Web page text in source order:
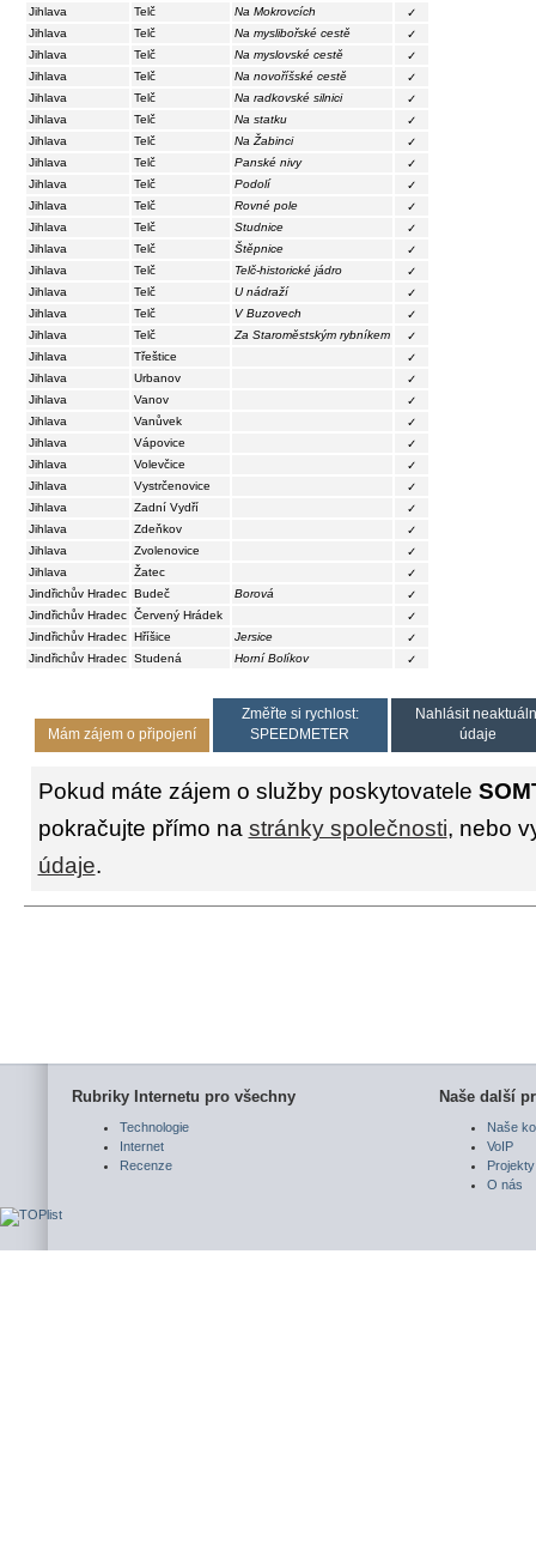
Jihlava
Telč Na Mokrovcích
✓
Jihlava
Telč Na myslibořské cestě
✓
Jihlava
Telč Na myslovské cestě
✓
Jihlava
Telč Na novoříšské cestě
✓
Jihlava
Telč Na radkovské silnici
✓
Jihlava
Telč Na statku
✓
Jihlava
Telč Na Žabinci
✓
Jihlava
Telč Panské nivy
✓
Jihlava
Telč Podolí
✓
Jihlava
Telč Rovné pole
✓
Jihlava
Telč Studnice
✓
Jihlava
Telč Štěpnice
✓
Jihlava
Telč Telč-historické jádro
✓
Jihlava
Telč U nádraží
✓
Jihlava
Telč V Buzovech
✓
Jihlava
Telč Za Staroměstským rybníkem
✓
Jihlava
Třeštice
✓
Jihlava
Urbanov
✓
Jihlava
Vanov
✓
Jihlava
Vanůvek
✓
Jihlava
Vápovice
✓
Jihlava
Volevčice
✓
Jihlava
Vystrčenovice
✓
Jihlava
Zadní Vydří
✓
Jihlava
Zdeňkov
✓
Jihlava
Zvolenovice
✓
Jihlava
Žatec
✓
Jindřichův Hradec Budeč Borová
✓
Jindřichův Hradec Červený Hrádek
✓
Jindřichův Hradec Hříšice Jersice
✓
Jindřichův Hradec Studená Horní Bolíkov ✓
Mám zájem o připojení
Změřte si rychlost:
SPEEDMETER
Nahlásit
údaje
Pokud máte zájem o služby poskytovatele
pokračujte přímo na stránky společnosti, nebo
údaje.
Rubriky Internetu pro všechny
Technologie
Internet
Recenze
Naše další
Naše
VoIP
Projekty
O nás